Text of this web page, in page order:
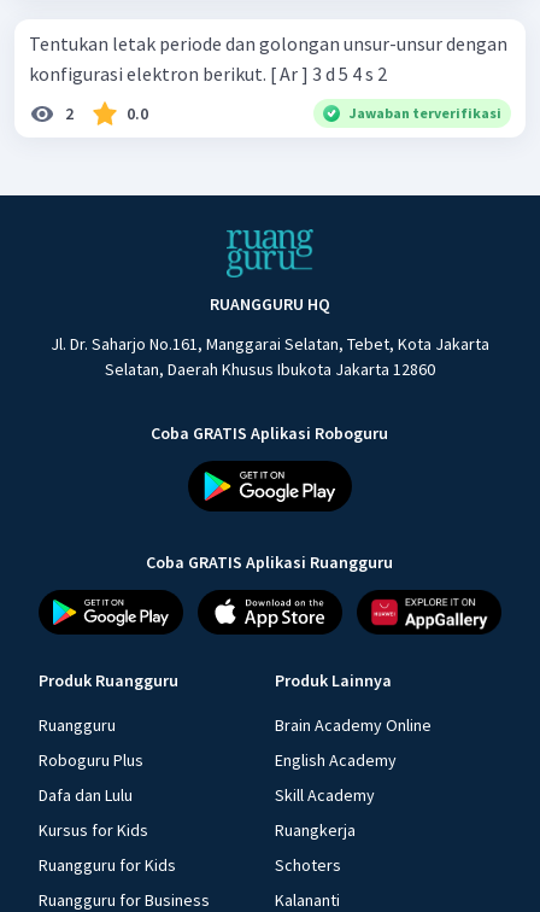
Tentukan letak periode dan golongan unsur-unsur dengan
konfigurasi elektron berikut. [ Ar ] 3 d 5 4 s 2
2 0.0 Jawaban terverifikasi
RUANGGURU HQ
Jl. Dr. Saharjo No.161, Manggarai Selatan, Tebet, Kota Jakarta
Selatan, Daerah Khusus Ibukota Jakarta 12860
Coba GRATIS Aplikasi Roboguru
Coba GRATIS Aplikasi Ruangguru
Produk Ruangguru
Ruangguru
Roboguru Plus
Dafa dan Lulu
Kursus for Kids
Ruangguru for Kids
Ruangguru for Business
Produk Lainnya
Brain Academy Online
English Academy
Skill Academy
Ruangkerja
Schoters
Kalananti